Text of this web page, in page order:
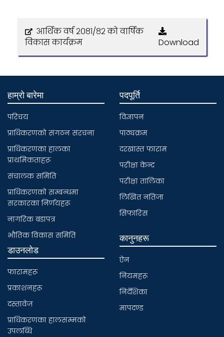
आर्थिक वर्ष २०८१/८२ को वार्षिक
विकास कार्यक्रम
Download
हाम्रो बारेमा
परिचय
प्राधिकरणकाे संगठन संरचना
प्राधिकरणका हालका
प्राथमिकताहरू
संचालक समिति
प्राधिकरणकाे सम्बन्धमा
सरकारका निर्णयहरू
नागरिक बडापत्र
भाैतिक विकास समिति
डाउनलोड
फारामहरू
प्रकाशनहरू
दस्तावेज
प्राधिकरणका हालसम्मकाे
उपलब्धि
पदपूर्ति
विज्ञापन
पाठ्यक्रम
दरखास्त फाराम
परीक्षा केन्द्र
परीक्षा तालिका
लिखित नतिजा
सिफारिस
कानुनहरू
ऐन
नियमहरू
निर्देशिका
मापदण्ड